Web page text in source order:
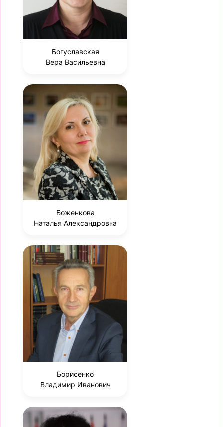
Богуславская
Вера Васильевна
Боженкова
Наталья Александровна
Борисенко
Владимир Иванович